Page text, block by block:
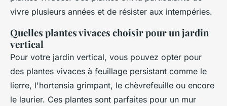
vivre plusieurs années et de résister aux intempéries.
Quelles plantes vivaces choisir pour un jardin
vertical
Pour votre jardin vertical, vous pouvez opter pour
des plantes vivaces à feuillage persistant comme le
lierre, l'hortensia grimpant, le chèvrefeuille ou encore
le laurier. Ces plantes sont parfaites pour un mur